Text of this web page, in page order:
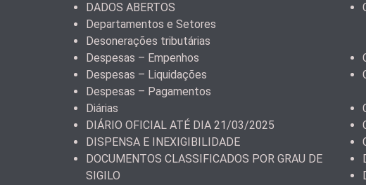
DADOS ABERTOS
Departamentos e Setores
Desonerações tributárias
Despesas – Empenhos
Despesas – Liquidações
Despesas – Pagamentos
Diárias
DIÁRIO OFICIAL ATÉ DIA 21/03/2025
DISPENSA E INEXIGIBILIDADE
DOCUMENTOS CLASSIFICADOS POR GRAU DE
SIGILO